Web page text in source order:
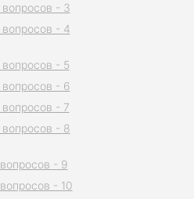
вопросов - 3
вопросов - 4
вопросов - 5
вопросов - 6
вопросов - 7
вопросов - 8
- 9
- 10